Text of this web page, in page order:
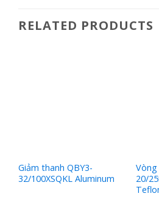
RELATED PRODUCTS
Giảm thanh QBY3-
32/100XSQKL Aluminum
Vòng
20/